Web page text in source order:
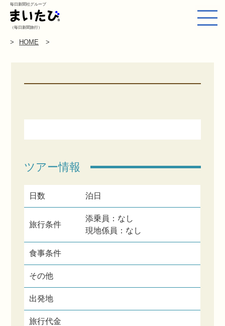
毎日新聞社グループ
（毎日新聞旅行）
HOME
ツアー情報
日数 泊日
旅行条件
添乗員：なし
現地係員：なし
食事条件
その他
出発地
旅行代金